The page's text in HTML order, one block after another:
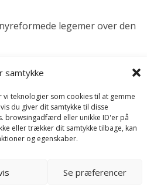
samtykke
teknologier som cookies til at gemme
du giver dit samtykke til disse
browsingadfærd eller unikke ID'er på
eller trækker dit samtykke tilbage, kan
og egenskaber.
Se præferencer
legemer over den
under påvirkning af solens
af skelettet. Under
ofte er midtertåen forsynet med
ved slid.
Ligesom kløerne er
jævnt hurtigt og holder trit med
årstider.